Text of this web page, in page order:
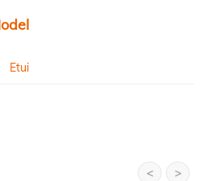
Etui
< >